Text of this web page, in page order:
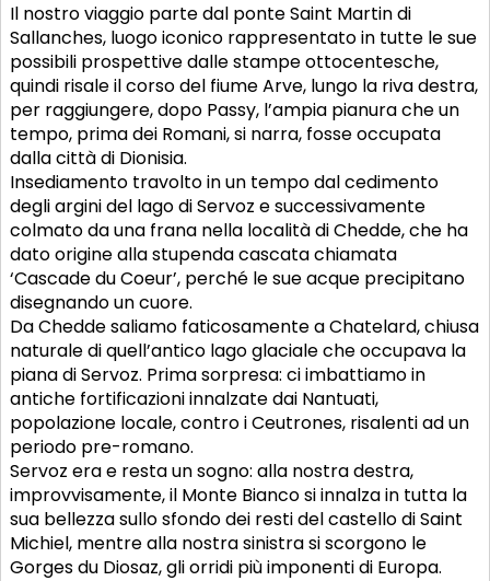
Il nostro viaggio parte dal ponte Saint Martin di
Sallanches, luogo iconico rappresentato in tutte le sue
possibili prospettive dalle stampe ottocentesche,
quindi risale il corso del fiume Arve, lungo la riva destra,
per raggiungere, dopo Passy, l’ampia pianura che un
tempo, prima dei Romani, si narra, fosse occupata
dalla città di Dionisia.
Insediamento travolto in un tempo dal cedimento
degli argini del lago di Servoz e successivamente
colmato da una frana nella località di Chedde, che ha
dato origine alla stupenda cascata chiamata
‘Cascade du Coeur’, perché le sue acque precipitano
disegnando un cuore.
Da Chedde saliamo faticosamente a Chatelard, chiusa
naturale di quell’antico lago glaciale che occupava la
piana di Servoz. Prima sorpresa: ci imbattiamo in
antiche fortificazioni innalzate dai Nantuati,
popolazione locale, contro i Ceutrones, risalenti ad un
periodo pre-romano.
Servoz era e resta un sogno: alla nostra destra,
improvvisamente, il Monte Bianco si innalza in tutta la
sua bellezza sullo sfondo dei resti del castello di Saint
Michiel, mentre alla nostra sinistra si scorgono le
Gorges du Diosaz, gli orridi più imponenti di Europa.